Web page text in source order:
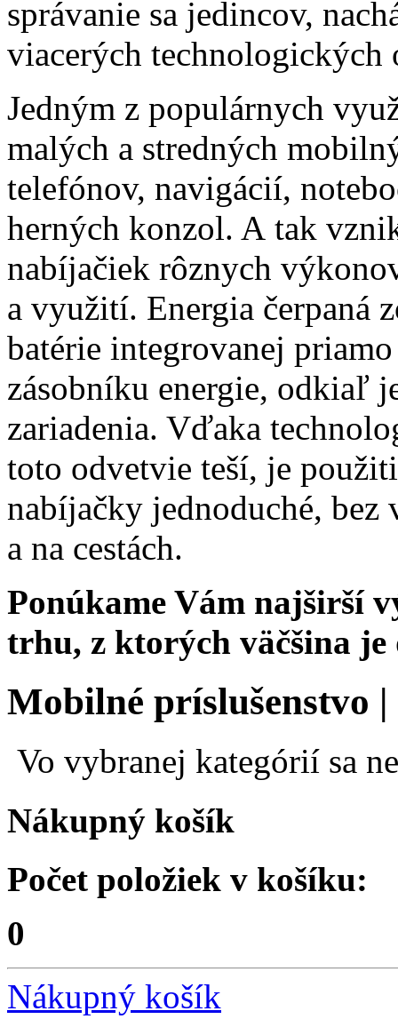
správanie sa jedincov,
viacerých
Jedným z populárnych
malých a stredných
telefónov, navigácií,
herných konzol. A tak
nabíjačiek rôznych
a využití. Energia čerpaná
batérie integrovanej
zásobníku energie, odkiaľ
zariadenia. Vďaka
toto odvetvie teší, je
nabíjačky jednoduché, bez
a na cestách.
Ponúkame Vám najširší
trhu, z ktorých väčšina je
Mobilné príslušenstvo
Vo vybranej kategórií sa
Nákupný košík
Počet položiek v košíku:
0
Nákupný košík